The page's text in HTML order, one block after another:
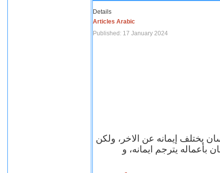
Details
Articles Arabic
Published: 17 January 2024
يختلف إيمانه عن الاخر، ولكن
بأعماله يترجم ايمانه، و